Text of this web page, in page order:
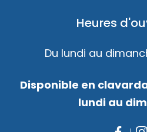
Heures
Du lundi au
Disponible en
lundi au